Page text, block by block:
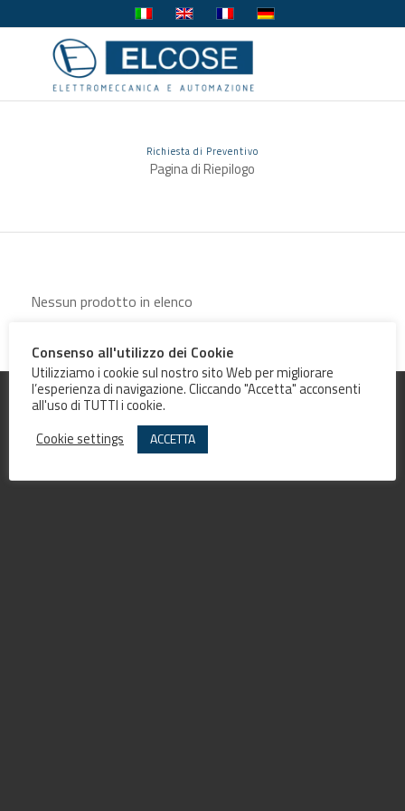
Richiesta di Preventivo
Pagina di Riepilogo
Nessun prodotto in elenco
© Copyright 2023 - ELCOSE Srl - VAT IT 00529910325
Consenso all'utilizzo dei Cookie
Utilizziamo i cookie sul nostro sito Web per migliorare
l’esperienza di navigazione. Cliccando "Accetta" acconsenti
all'uso di TUTTI i cookie.
Cookie settings
ACCETTA